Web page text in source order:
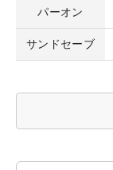
パーオン
サンドセーブ